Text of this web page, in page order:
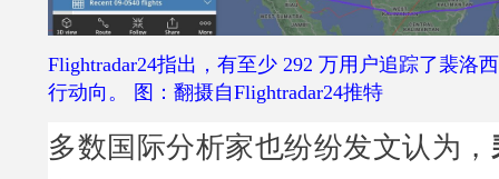
Flightradar24指出，有至少 292 万用户追踪了裴洛
行动向。 图：翻摄自Flightradar24推特
多数国际分析家也纷纷发文认为，